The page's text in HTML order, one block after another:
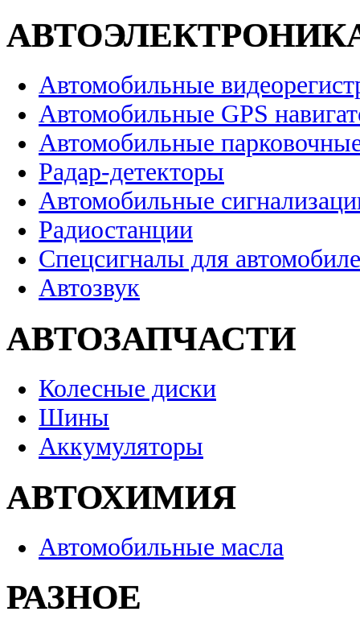
Автомобильные
Автомобильные GPS
Автомобильные
Радар-детекторы
Автомобильные
Радиостанции
Спецсигналы для
Автозвук
АВТОЗАПЧАСТИ
Колесные диски
Шины
Аккумуляторы
АВТОХИМИЯ
Автомобильные масла
РАЗНОЕ